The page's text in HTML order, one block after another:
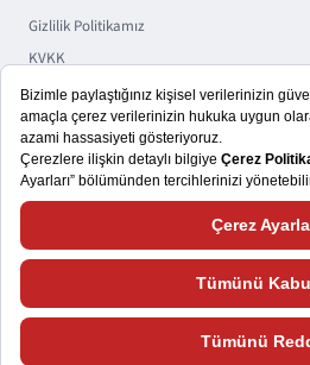
Gizlilik Politikamız
KVKK
Sorumluluk
Bilgi Toplumu Hizmetleri
Size daha iyi bir kullanıcı deneyimi
çerezlerden ve web sitemizle nasıl
kaydedecek araçlardan faydalanıyoruz.
ayarlarınızı nasıl değiştireceğinizi öğrenmek